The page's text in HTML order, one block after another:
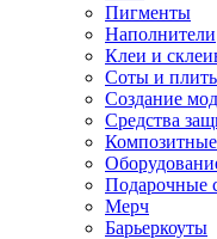
Пигменты
Наполнители
Клеи и
Соты и
Создание
Средства
Подарочные
Мерч
Барьеркоуты